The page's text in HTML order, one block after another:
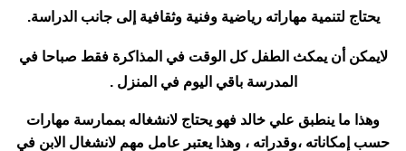
يحتاج لتنمية مهاراته رياضية وفنية وثقافية إلى جانب الدراسة.
لايمكن أن يمكث الطفل كل الوقت في المذاكرة فقط صباحا في
المدرسة باقي اليوم في المنزل .
وهذا ما ينطبق علي خالد فهو يحتاج لانشغاله بممارسة مهارات
حسب إمكاناته ،وقدراته ، وهذا يعتبر عامل مهم لانشغال الابن في